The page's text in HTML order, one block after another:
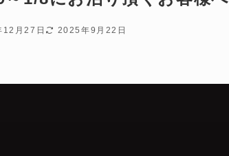
月27日 2025年9月22日